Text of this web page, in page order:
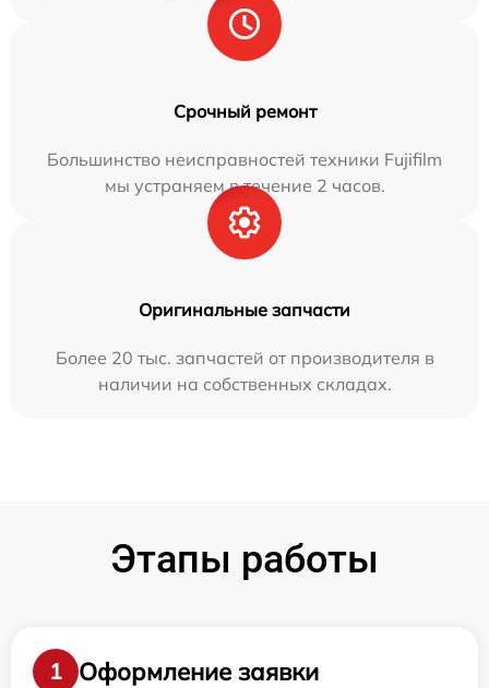
Срочный ремонт
Большинство неисправностей техники Fujifilm
мы устраняем в течение 2 часов.
Оригинальные запчасти
Более 20 тыс. запчастей от производителя в
наличии на собственных складах.
Этапы работы
1
Оформление заявки